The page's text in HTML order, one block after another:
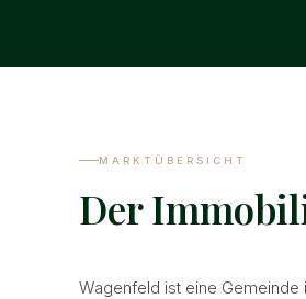
MARKTÜBERSICHT
Der
Wagenfeld ist eine